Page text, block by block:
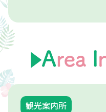
観光案内所